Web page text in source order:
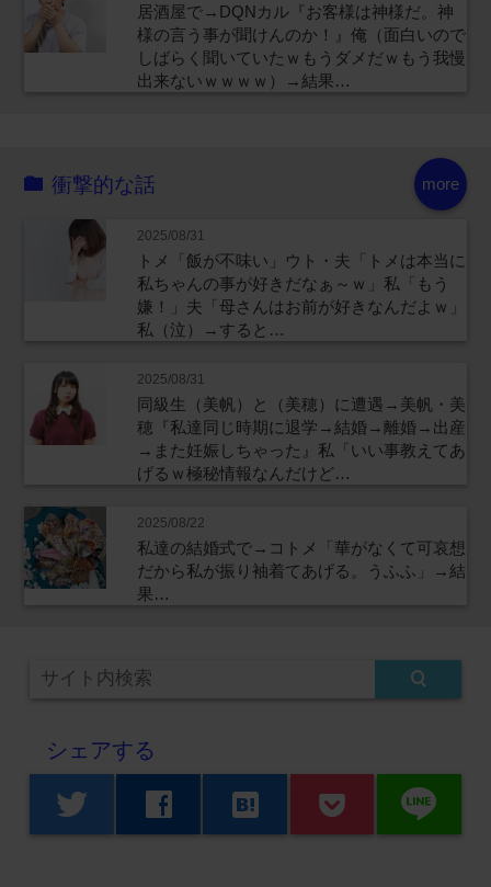
居酒屋で→DQNカル『お客様は神様だ。神
様の言う事が聞けんのか！』俺（面白いので
しばらく聞いていたｗもうダメだｗもう我慢
出来ないｗｗｗｗ）→結果…
more
衝撃的な話
2025/08/31
トメ「飯が不味い」ウト・夫「トメは本当に
私ちゃんの事が好きだなぁ～ｗ」私「もう
嫌！」夫「母さんはお前が好きなんだよｗ」
私（泣）→すると…
2025/08/31
同級生（美帆）と（美穂）に遭遇→美帆・美
穂『私達同じ時期に退学→結婚→離婚→出産
→また妊娠しちゃった』私「いい事教えてあ
げるｗ極秘情報なんだけど…
2025/08/22
私達の結婚式で→コトメ「華がなくて可哀想
だから私が振り袖着てあげる。うふふ」→結
果…
シェアする
twitter facebook hatenabookmark line